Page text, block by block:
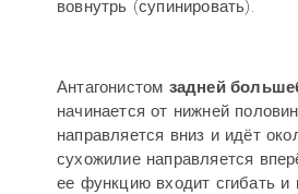
вовнутрь (супинировать).
Антагонистом задней
начинается от нижней
направляется вниз и идёт
сухожилие направляется
ее функцию входит сгибать и